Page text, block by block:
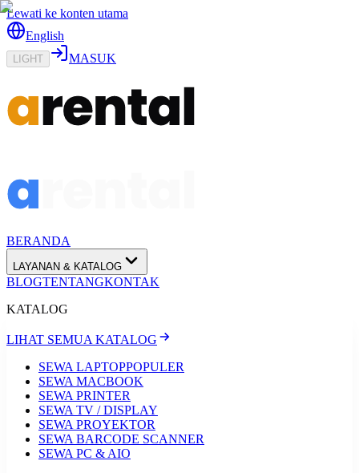
Lewati ke konten utama
English
LIGHT MASUK
BERANDA
LAYANAN & KATALOG
BLOGTENTANGKONTAK
KATALOG
LIHAT SEMUA KATALOG
SEWA LAPTOPPOPULER
SEWA MACBOOK
SEWA PRINTER
SEWA TV / DISPLAY
SEWA PROYEKTOR
SEWA BARCODE SCANNER
SEWA PC & AIO